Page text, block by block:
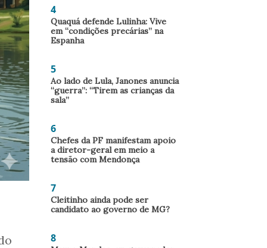
4
Quaquá defende Lulinha: Vive
em “condições precárias” na
Espanha
5
Ao lado de Lula, Janones anuncia
“guerra”: “Tirem as crianças da
sala”
6
Chefes da PF manifestam apoio
a diretor-geral em meio a
tensão com Mendonça
7
Cleitinho ainda pode ser
candidato ao governo de MG?
8